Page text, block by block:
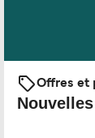
Offres et